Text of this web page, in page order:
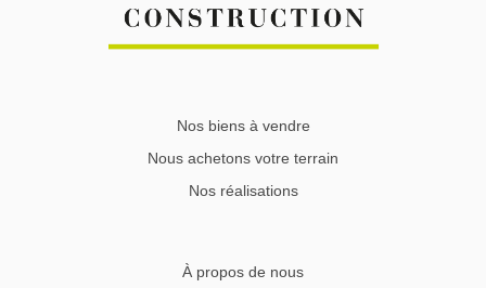
Nos biens à vendre
Nous achetons votre terrain
Nos réalisations
À propos de nous